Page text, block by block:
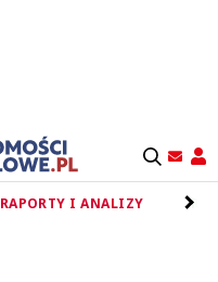
RAPORTY I ANALIZY